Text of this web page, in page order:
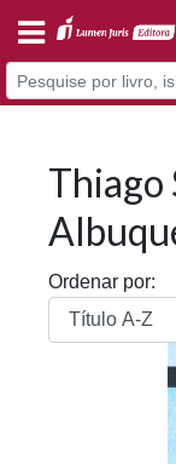
Thiago
Ordenar por: